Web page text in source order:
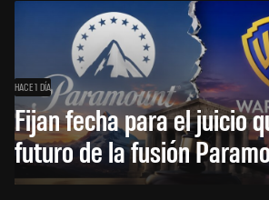
HACE 1 DÍA
Fijan fecha para el juicio
futuro de la fusión